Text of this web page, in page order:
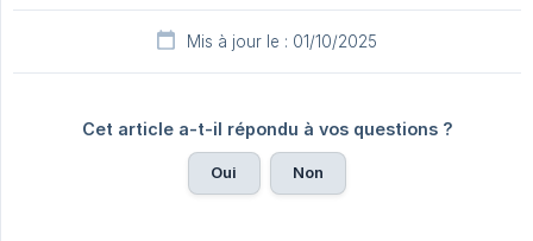
Mis à jour le : 01/10/2025
Cet article a-t-il répondu à vos questions ?
Oui Non